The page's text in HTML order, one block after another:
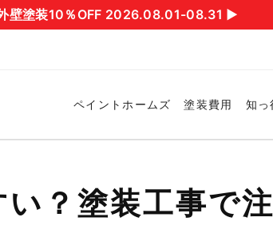
壁塗装10％OFF 2026.08.01-08.31 ▶︎
ペイントホームズ 塗装費用 知っ
？塗装工事で